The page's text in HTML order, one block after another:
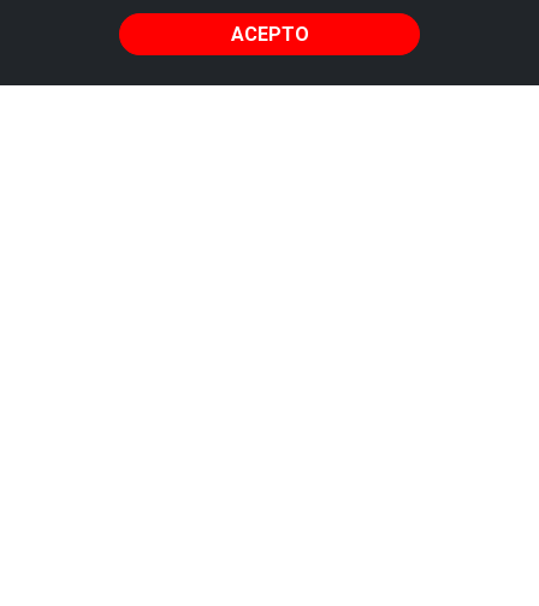
ACEPTO